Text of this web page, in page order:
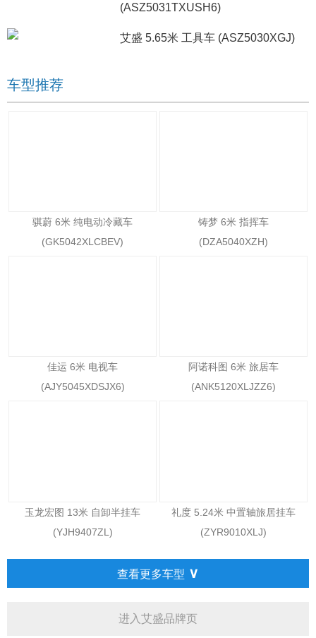
(ASZ5031TXUSH6)
艾盛 5.65米 工具车 (ASZ5030XGJ)
车型推荐
骐蔚 6米 纯电动冷藏车
(GK5042XLCBEV)
铸梦 6米 指挥车
(DZA5040XZH)
佳运 6米 电视车
(AJY5045XDSJX6)
阿诺科图 6米 旅居车
(ANK5120XLJZZ6)
玉龙宏图 13米 自卸半挂车
(YJH9407ZL)
礼度 5.24米 中置轴旅居挂车
(ZYR9010XLJ)
查看更多车型 ∨
进入艾盛品牌页